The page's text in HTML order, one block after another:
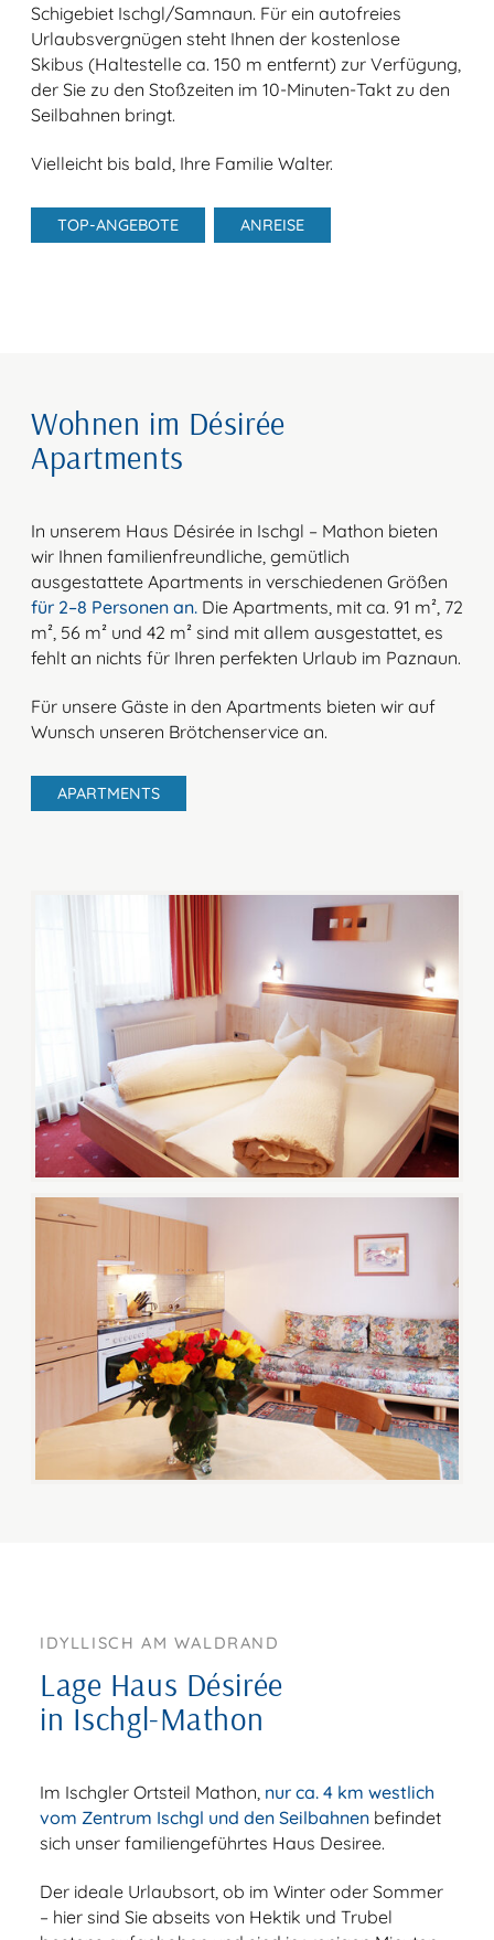
Schigebiet Ischgl/Samnaun. Für ein autofreies
Urlaubsvergnügen steht Ihnen der kostenlose
Skibus (Haltestelle ca. 150 m entfernt) zur Verfügung,
der Sie zu den Stoßzeiten im 10-Minuten-Takt zu den
Seilbahnen bringt.
Vielleicht bis bald, Ihre Familie Walter.
TOP-ANGEBOTE ANREISE
Wohnen im Désirée
Apartments
In unserem Haus Désirée in Ischgl – Mathon bieten
wir Ihnen familienfreundliche, gemütlich
ausgestattete Apartments in verschiedenen Größen
für 2–8 Personen an. Die Apartments, mit ca. 91 m², 72
m², 56 m² und 42 m² sind mit allem ausgestattet, es
fehlt an nichts für Ihren perfekten Urlaub im Paznaun.
Für unsere Gäste in den Apartments bieten wir auf
Wunsch unseren Brötchenservice an.
APARTMENTS
Lage Haus Désirée
in Ischgl-Mathon
IDYLLISCH AM WALDRAND
Im Ischgler Ortsteil Mathon, nur ca. 4 km westlich
vom Zentrum Ischgl und den Seilbahnen befindet
sich unser familiengeführtes Haus Desiree.
Der ideale Urlaubsort, ob im Winter oder Sommer
– hier sind Sie abseits von Hektik und Trubel